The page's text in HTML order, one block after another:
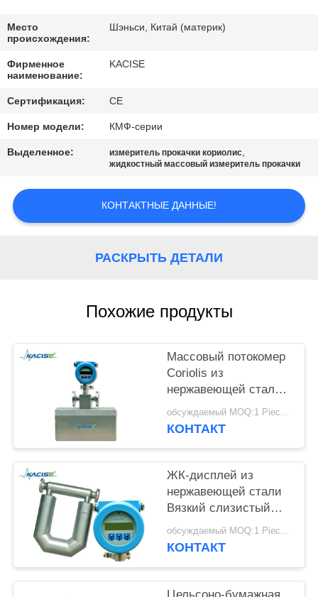
СВЯЖИТЕСЬ
МЫ
НОВОСТИ
СПРОСИТЕ
КОНФИДЕНЦИАЛЬНОСТИ
Место
происхождения:
Шэньси, Китай (материк)
Фирменное
наименование:
KACISE
Сертификация: CE
Номер модели: КМФ-серии
Выделенное: измеритель прокачки кориолис,
жидкостный массовый измеритель прокачки
КОНТАКТНЫЕ ДАННЫЕ!
РАСКРЫТЬ ДЕТАЛИ
Похожие продукты
Массовый потокомер
Coriolis из
нержавеющей стали с
точностью 0,2% и
высокой точностью
обсуждаемый MOQ:1 Piece / Pieces
КОНТАКТ
ЖК-дисплей из
нержавеющей стали
Вязкий слизистый
кориолисовый
массовый потокомер
обсуждаемый MOQ:1 Piece / Pieces
КОНТАКТ
Цельсоно-бумажная